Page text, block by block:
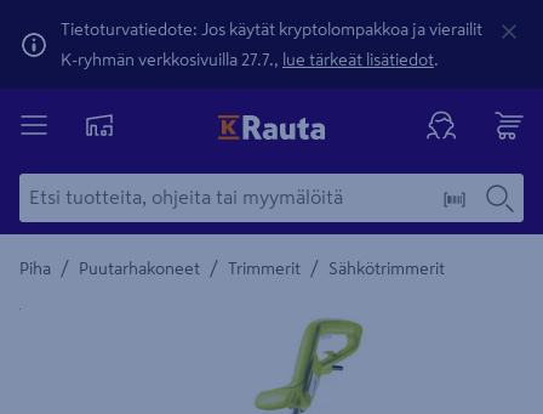
Tietoturvatiedote: Jos käytät kryptolompakkoa ja vierailit
K-ryhmän verkkosivuilla 27.7., lue tärkeät lisätiedot.
Piha / Puutarhakoneet / Trimmerit / Sähkötrimmerit
Yksityiskohtainen kuvaus löytyy Tuotteen kuvaus -